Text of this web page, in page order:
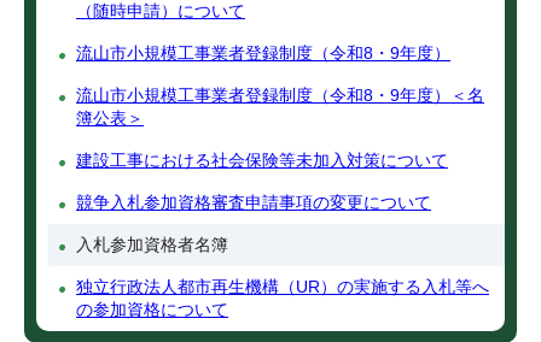
（随時申請）について
流山市小規模工事業者登録制度（令和8・9年度）
流山市小規模工事業者登録制度（令和8・9年度）＜名
簿公表＞
建設工事における社会保険等未加入対策について
競争入札参加資格審査申請事項の変更について
入札参加資格者名簿
独立行政法人都市再生機構（UR）の実施する入札等へ
の参加資格について